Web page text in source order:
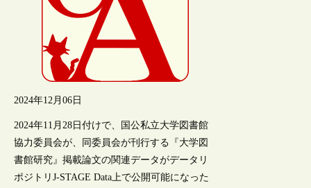
2024年12月06日
2024年11月28日付けで、国公私立大学図書館
協力委員会が、同委員会が刊行する『大学図
書館研究』掲載論文の関連データがデータリ
ポジトリJ-STAGE Data上で公開可能になった